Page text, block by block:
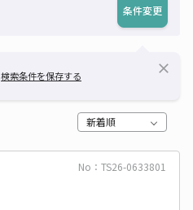
条件変更
検索条件を保存する close
新着順
No：TS26-0633801